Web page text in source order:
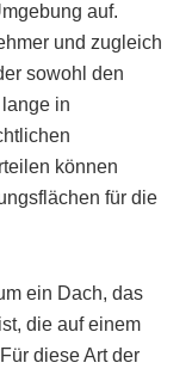
auf.
und zugleich
sowohl den
in
können
für die
ein Dach, das
die auf einem
diese Art der